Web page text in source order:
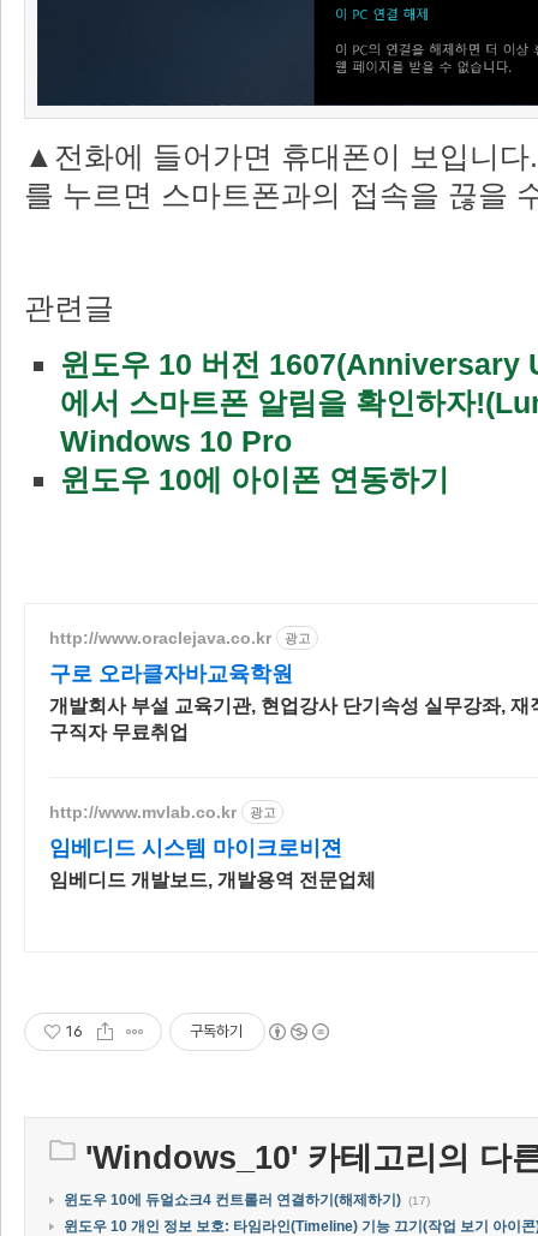
▲전화에 들어가면 휴대폰이 보입니
를 누르면 스마트폰과의 접속을 끊을
관련글
윈도우 10 버전 1607(Anniversary
에서 스마트폰 알림을 확인하자
Windows 10 Pro
윈도우 10에 아이폰 연동하기
http://www.oraclejava.co.kr 광고
구로 오라클자바교육학원
개발회사 부설 교육기관, 현업강사 단기속성 실무강좌, 재
구직자 무료취업
http://www.mvlab.co.kr 광고
임베디드 시스템 마이크로비젼
임베디드 개발보드, 개발용역 전문업체
16 구독하기
'Windows_10' 카테고리의 다
윈도우 10에 듀얼쇼크4 컨트롤러 연결하기(해제하기) (17)
윈도우 10 개인 정보 보호: 타임라인(Timeline) 기능 끄기(작업 보기 아이콘